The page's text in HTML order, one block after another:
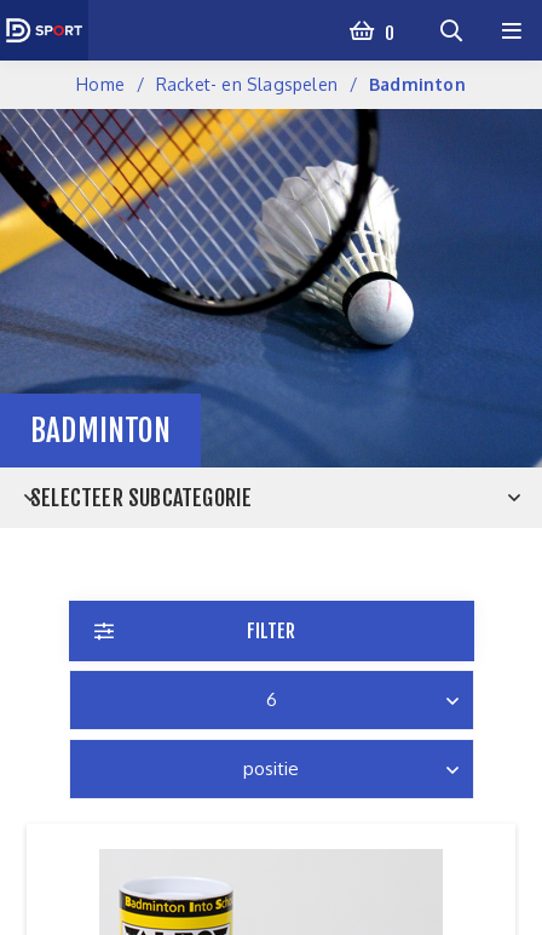
0
Home Racket- en Slagspelen Badminton
BADMINTON
SELECTEER SUBCATEGORIE
FILTER